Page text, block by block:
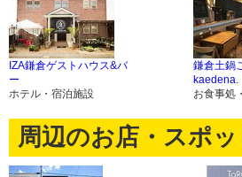
IZA鎌倉ゲストハウス&バ
ー
ホテル・宿泊施設
鎌倉土鍋
kaedena.
お食事処
周辺のお店・スポッ